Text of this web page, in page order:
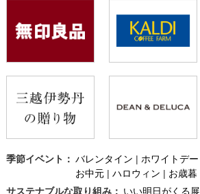
季節イベント： バレンタイン | ホワイトデー
お中元| ハロウィン | お歳暮
サステナブルな取り組み： いい明日がくる展